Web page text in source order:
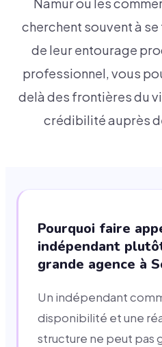
Namur où les
cherchent souvent à
de leur entourage
professionnel, vous
delà des frontières du
crédibilité auprès
Pourquoi faire
indépendant
grande agence à
Un indépendant
disponibilité et une
structure ne peut pas